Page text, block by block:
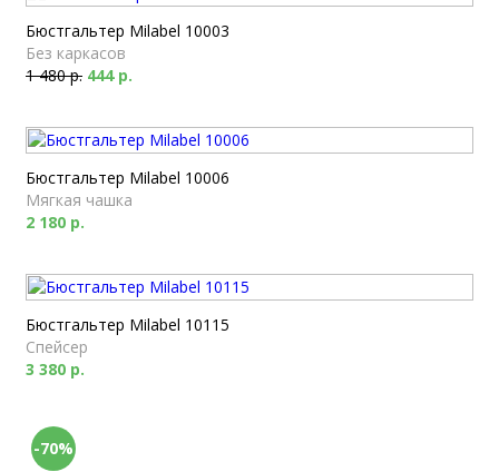
Бюстгальтер Milabel 10003
Без каркасов
1 480 р. 444 р.
Бюстгальтер Milabel 10006
Мягкая чашка
2 180 р.
Бюстгальтер Milabel 10115
Спейсер
3 380 р.
-70%